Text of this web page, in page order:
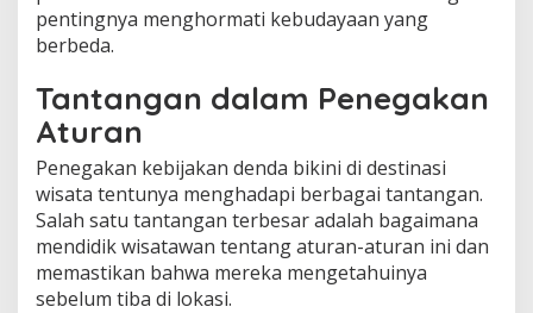
pentingnya menghormati kebudayaan yang
berbeda.
Tantangan dalam Penegakan
Aturan
Penegakan kebijakan denda bikini di destinasi
wisata tentunya menghadapi berbagai tantangan.
Salah satu tantangan terbesar adalah bagaimana
mendidik wisatawan tentang aturan-aturan ini dan
memastikan bahwa mereka mengetahuinya
sebelum tiba di lokasi.